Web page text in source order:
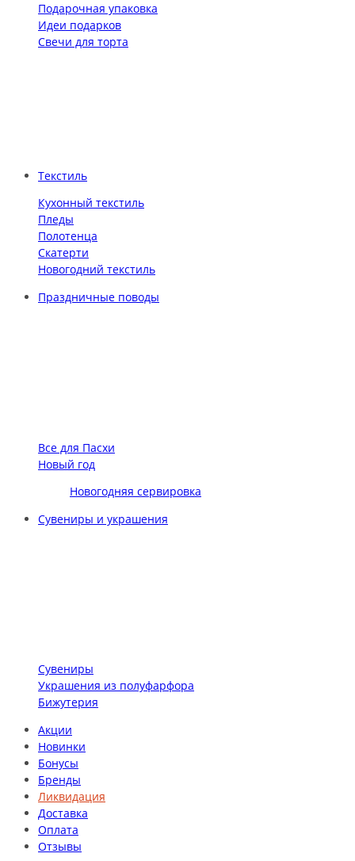
Подарочная упаковка
Идеи подарков
Свечи для торта
Текстиль
Кухонный текстиль
Пледы
Полотенца
Скатерти
Новогодний текстиль
Праздничные поводы
Все для Пасхи
Новый год
Новогодняя сервировка
Сувениры и украшения
Сувениры
Украшения из полуфарфора
Бижутерия
Акции
Новинки
Бонусы
Бренды
Ликвидация
Доставка
Оплата
Отзывы